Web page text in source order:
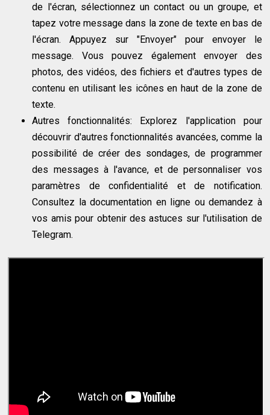
de l'écran, sélectionnez un contact ou un groupe, et
tapez votre message dans la zone de texte en bas de
l'écran. Appuyez sur "Envoyer" pour envoyer le
message. Vous pouvez également envoyer des
photos, des vidéos, des fichiers et d'autres types de
contenu en utilisant les icônes en haut de la zone de
texte.
Autres fonctionnalités: Explorez l'application pour
découvrir d'autres fonctionnalités avancées, comme la
possibilité de créer des sondages, de programmer
des messages à l'avance, et de personnaliser vos
paramètres de confidentialité et de notification.
Consultez la documentation en ligne ou demandez à
vos amis pour obtenir des astuces sur l'utilisation de
Telegram.